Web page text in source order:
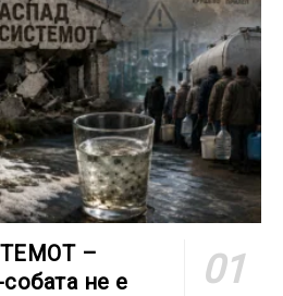
–
не е